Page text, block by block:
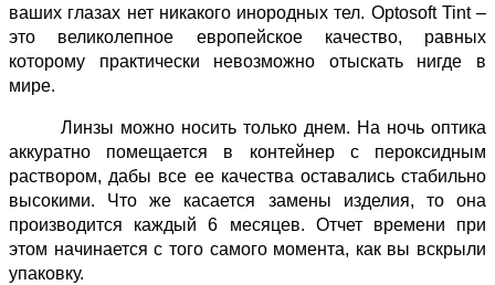
ваших глазах нет никакого инородных тел. Optosoft Tint –
это великолепное европейское качество, равных
которому практически невозможно отыскать нигде в
мире.
Линзы можно носить только днем. На ночь оптика
аккуратно помещается в контейнер с пероксидным
раствором, дабы все ее качества оставались стабильно
высокими. Что же касается замены изделия, то она
производится каждый 6 месяцев. Отчет времени при
этом начинается с того самого момента, как вы вскрыли
упаковку.